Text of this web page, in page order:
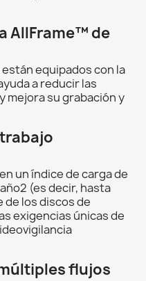
AllFrame™ de
equipados con la
a reducir las
mejora su grabación y
un índice de carga de
(es decir, hasta
de los discos de
exigencias únicas de
flujos